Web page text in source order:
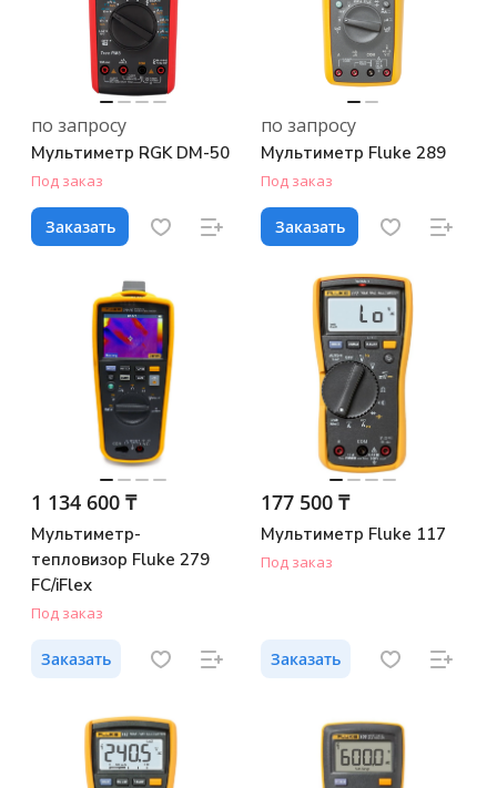
по запросу
Мультиметр RGK DM-50
Под заказ
Заказать
по запросу
Мультиметр Fluke 289
Под заказ
Заказать
1 134 600 ₸
Мультиметр-
тепловизор Fluke 279
FC/iFlex
Под заказ
Заказать
177 500 ₸
Мультиметр Fluke 117
Под заказ
Заказать